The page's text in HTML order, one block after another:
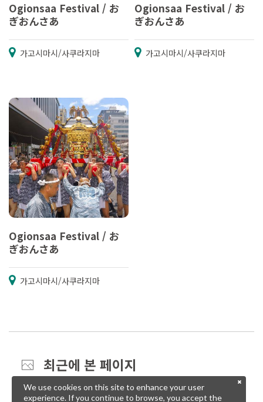
Ogionsaa Festival / お
ぎおんさあ
가고시마시/사쿠라지마
Ogionsaa Festival / お
ぎおんさあ
가고시마시/사쿠라지마
Ogionsaa Festival / お
ぎおんさあ
가고시마시/사쿠라지마
최근에 본 페이지
We use cookies on this site to enhance your user
experience. If you continue to browse, you accept the